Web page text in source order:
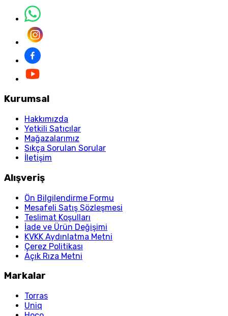
Kurumsal
Hakkımızda
Yetkili Satıcılar
Mağazalarımız
Sıkça Sorulan Sorular
İletişim
Alışveriş
Ön Bilgilendirme Formu
Mesafeli Satış Sözleşmesi
Teslimat Koşulları
İade ve Ürün Değişimi
KVKK Aydınlatma Metni
Çerez Politikası
Açık Rıza Metni
Markalar
Torras
Uniq